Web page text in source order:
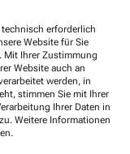
erforderlich
Website für Sie
Mit Ihrer Zustimmung
Website auch an
werden, in
stimmen Sie mit Ihrer
Ihrer Daten in
Weitere Informationen
is your first